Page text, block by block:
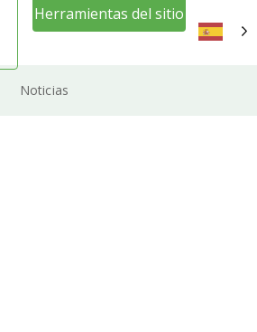
Herramientas del sitio
Noticias